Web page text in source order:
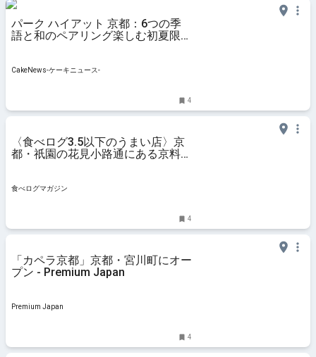
パーク ハイアット 京都：6つの季
語と和のペアリング楽しむ初夏限定
CakeNews-ケーキニュース-
4
〈食べログ3.5以下のうまい店〉京
都・祇園の花見小路通にある京料理
ログマガジン
食べログマガジン
4
「カペラ京都」京都・宮川町にオー
プン - Premium Japan
Premium Japan
4